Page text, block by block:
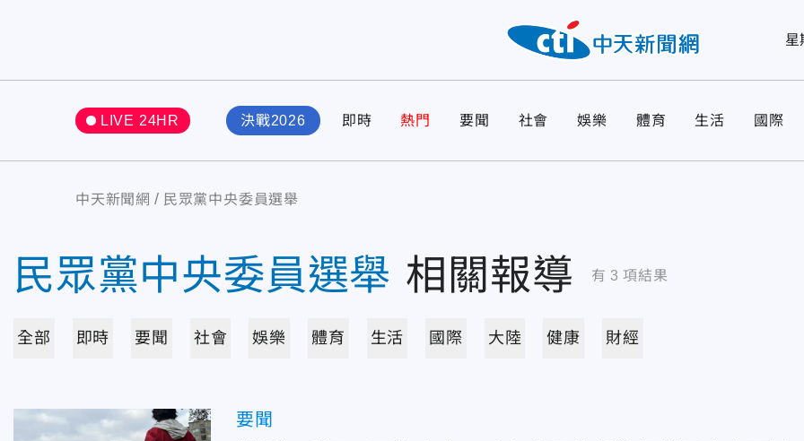
星
LIVE 24HR 決戰2026 即時 熱門 要聞 社會 娛樂 體育 生活 國際
中天新聞網 民眾黨中央委員選舉
民眾黨中央委員選舉 相關報導 有 3 項結果
全部 即時 要聞 社會 娛樂 體育 生活 國際 大陸 健康 財經
要聞